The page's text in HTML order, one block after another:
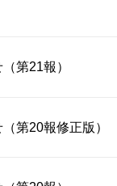
第21報）
第20報修正版）